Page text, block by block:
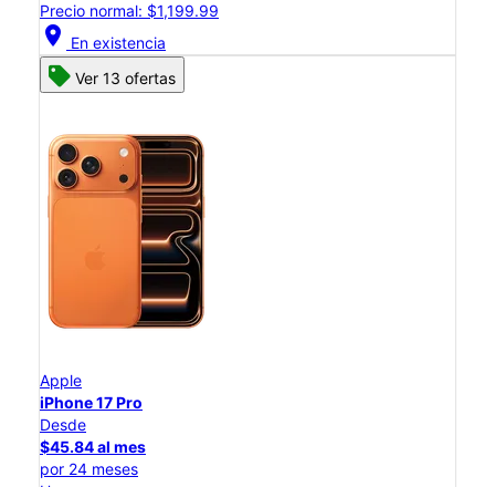
Precio normal: $1,199.99
location_on En existencia
Ver 13 ofertas
Apple
iPhone 17 Pro
Desde
$45.84 al mes
por 24 meses